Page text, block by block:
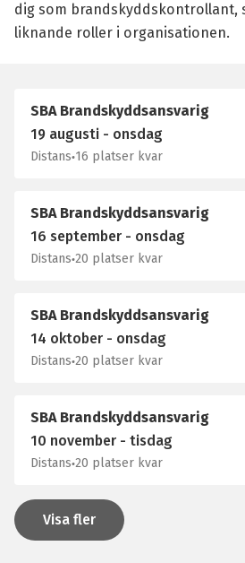
dig som brandskyddskontrollant,
liknande roller i organisationen.
SBA Brandskyddsansvarig
19 augusti - onsdag
Distans 16 platser kvar
SBA Brandskyddsansvarig
16 september - onsdag
Distans 20 platser kvar
SBA Brandskyddsansvarig
14 oktober - onsdag
Distans 20 platser kvar
SBA Brandskyddsansvarig
10 november - tisdag
Distans 20 platser kvar
Visa fler